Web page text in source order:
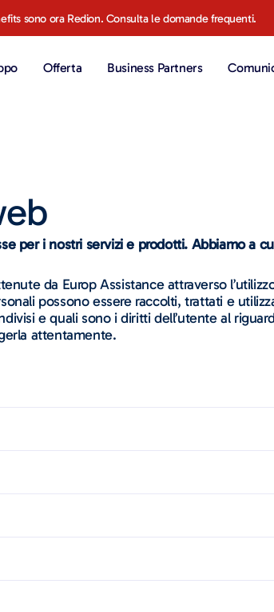
sono ora Redion. Consulta le domande frequenti.
Offerta Business Partners
per i nostri servizi e prodotti. Abbiamo a
da Europ Assistance attraverso
possono essere raccolti, trattati e
e quali sono i diritti dell’utente al
attentamente.